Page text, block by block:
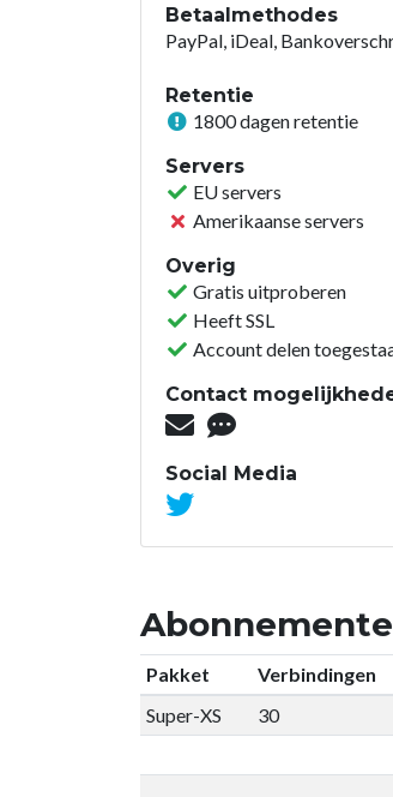
Betaalmethodes
PayPal, iDeal,
Retentie
1800 dagen retentie
Servers
EU servers
Amerikaanse servers
Overig
Gratis uitproberen
Heeft SSL
Account delen
Contact
Social Media
Pakket Verbindingen
Super-XS
30